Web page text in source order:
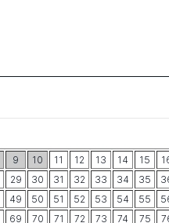
9 10 11 12 13 14 15
29 30 31 32 33 34 35
49 50 51 52 53 54 55
69 70 71 72 73 74 75